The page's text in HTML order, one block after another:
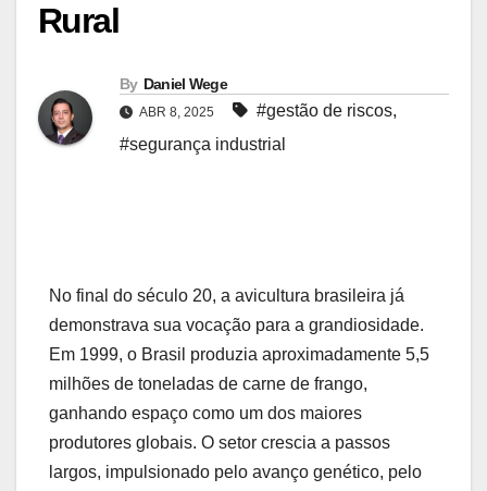
Rural
By Daniel Wege
ABR 8, 2025 #gestão de riscos,
#segurança industrial
No final do século 20, a avicultura brasileira já
demonstrava sua vocação para a grandiosidade.
Em 1999, o Brasil produzia aproximadamente 5,5
milhões de toneladas de carne de frango,
ganhando espaço como um dos maiores
produtores globais. O setor crescia a passos
largos, impulsionado pelo avanço genético, pelo